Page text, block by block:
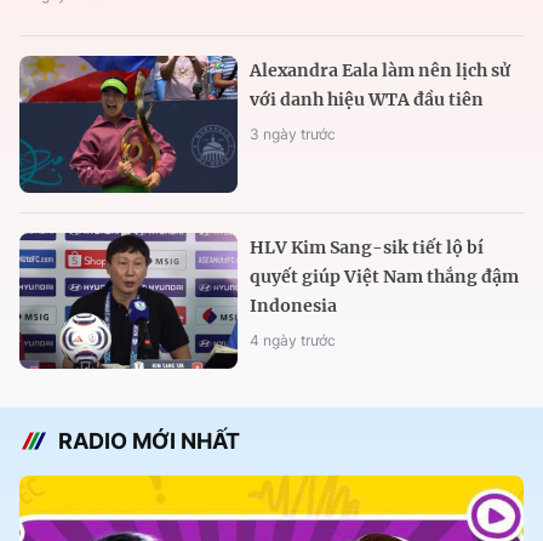
Alexandra Eala làm nên lịch sử
với danh hiệu WTA đầu tiên
3 ngày trước
HLV Kim Sang-sik tiết lộ bí
quyết giúp Việt Nam thắng đậm
Indonesia
4 ngày trước
RADIO MỚI NHẤT